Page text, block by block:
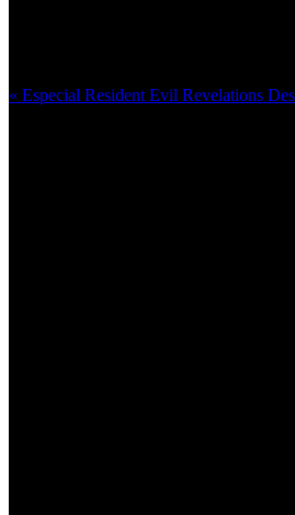
« Especial Resident Evil Revelations